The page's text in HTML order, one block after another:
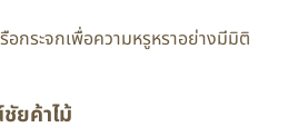
อกระจกเพื่อความหรูหราอย่างมีมิติ
ยค้าไม้